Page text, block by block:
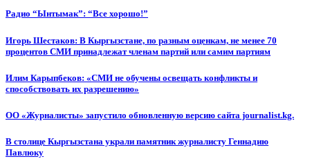
Радио “Ынтымак”: “Все хорошо!”
Игорь Шестаков: В Кыргызстане, по разным оценкам, не менее 70
процентов СМИ принадлежат членам партий или самим партиям
Илим Карыпбеков: «СМИ не обучены освещать конфликты и
способствовать их разрешению»
ОО «Журналисты» запустило обновленную версию сайта journalist.kg.
В столице Кыргызстана украли памятник журналисту Геннадию
Павлюку